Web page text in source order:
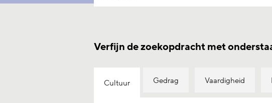
Verfijn de zoekopdracht met
Cultuur Gedrag Vaardigheid